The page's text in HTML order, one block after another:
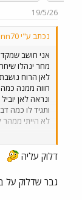
19/5/26
נכתב ע"י goldenn70:
אני חושב
מחר ינהלו
לאן הרוח
חווה ממנה
ונראה לאן
ותגיד לו כמה
לא הייתי ממהר
למזלו החדשים
דני מחבקים
צריך משענת..
עליה, האישה
גבולות,
דלוק עליה
גבר שדלוק על